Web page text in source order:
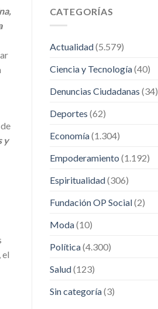
y
el
CATEGORÍAS
Actualidad(5.579)
Ciencia y Tecnología(40)
Denuncias Ciudadanas (34)
Deportes (62)
Economía(1.304)
Empoderamiento (1.192)
Espiritualidad(306)
Fundación OP Social(2)
Moda(10)
Política(4.300)
Salud(123)
Sin categoría(3)